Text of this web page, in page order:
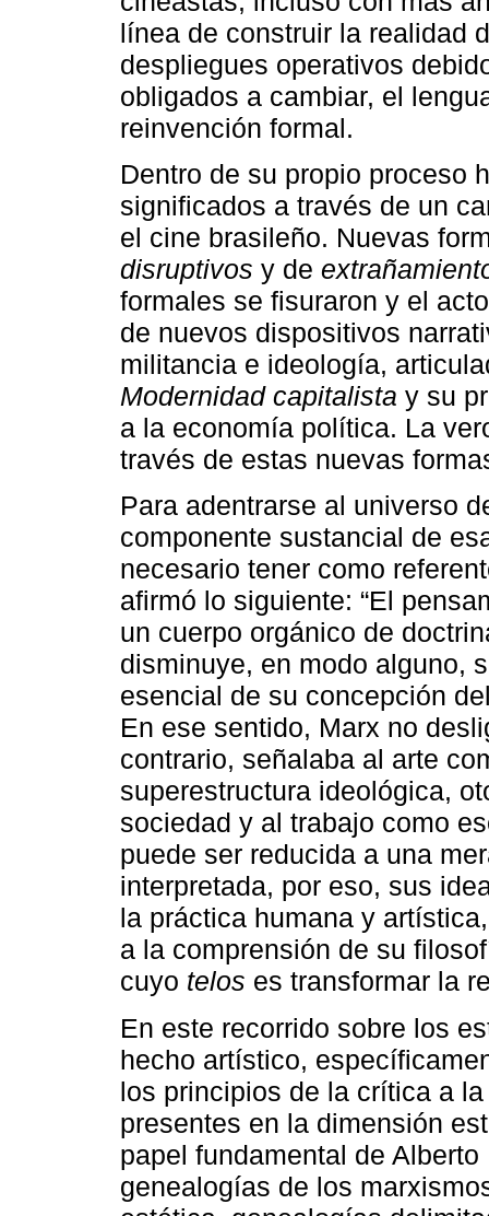
línea de construir la realidad
despliegues operativos
obligados a cambiar, el
reinvención formal.
Dentro de su propio proceso
significados a través de un
el cine brasileño. Nuevas
disruptivos y de
formales se fisuraron y el
de nuevos dispositivos
militancia e ideología,
Modernidad capitalista y su
a la economía política. La
través de estas nuevas
Para adentrarse al universo
componente sustancial de
necesario tener como
afirmó lo siguiente: “El
un cuerpo orgánico de
disminuye, en modo alguno,
esencial de su concepción
En ese sentido, Marx no
contrario, señalaba al arte
superestructura ideológica,
sociedad y al trabajo como
puede ser reducida a una
interpretada, por eso, sus
la práctica humana y
a la comprensión de su
cuyo telos es transformar la
En este recorrido sobre los
hecho artístico,
los principios de la crítica a
presentes en la dimensión
papel fundamental de
genealogías de los